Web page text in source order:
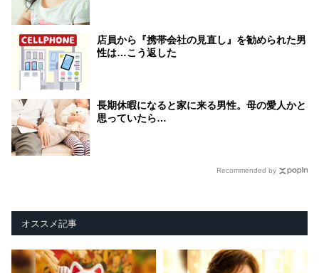
店員から『携帯会社の見直し』を勧められた男
性は…こう返した
長期休暇になると家に来る男性。母の愛人かと
思っていたら…
Recommended by
オススメ記事